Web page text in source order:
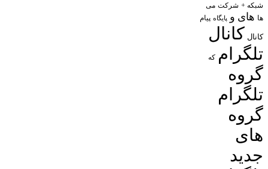
شبکه + شرکت می
ها های و پایگاه پیام
کانال کانال
تلگرام که
گروه
تلگرام
گروه
های
جدید